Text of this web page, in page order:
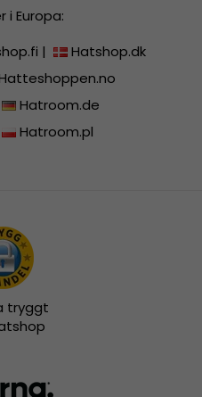
i Europa:
|
Hatshop.dk
Hatroom.de
Hatroom.pl
tryggt